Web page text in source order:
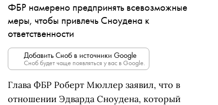
ФБР намерено предпринять всевозможные
меры, чтобы привлечь Сноудена к
ответственности
Добавить Сноб в источники Google
Сноб будет чаще появляться у вас в Google.
Глава ФБР Роберт Мюллер заявил, что в
отношении Эдварда Сноудена, который